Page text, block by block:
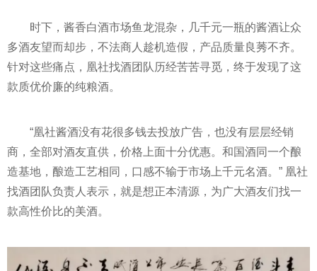
时下，酱香白酒市场鱼龙混杂，几千元一瓶的酱酒让众
多酒友望而却步，不法商人趁机造假，产品质量良莠不齐。
针对这些痛点，凰社找酒团队历经苦苦寻觅，终于发现了这
款质优价廉的纯粮酒。
“凰社酱酒没有花很多钱去投放广告，也没有层层经销
商，全部对酒友直供，价格上面十分优惠。和国酒同一个酿
造基地，酿造工艺相同，口感不输于市场上千元名酒。” 凰社
找酒团队负责人表示，就是想正本清源，为广大酒友们找一
款高性价比的美酒。